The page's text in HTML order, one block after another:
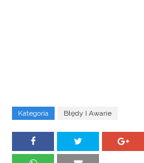
Kategoria Błędy I Awarie